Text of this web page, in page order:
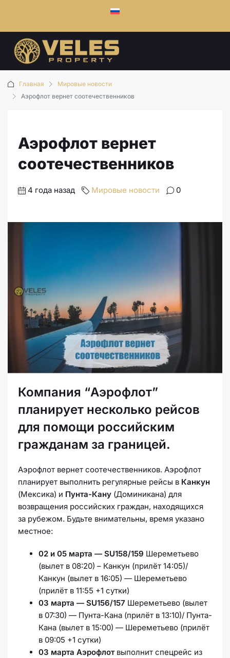
Главная
Мировые новости
Аэрофлот вернет соотечественников
Аэрофлот вернет
соотечественников
4 года назад Мировые новости 0
Компания “Аэрофлот”
планирует несколько рейсов
для помощи российским
гражданам за границей.
Аэрофлот вернет соотечественников. Аэрофлот
планирует выполнить регулярные рейсы в Канкун
(Мексика) и Пунта-Кану (Доминикана) для
возвращения российских граждан, находящихся
за рубежом. Будьте внимательны, время указано
местное:
02 и 05 марта — SU158/159 Шереметьево
(вылет в 08:20) – Канкун (прилёт 14:05)/
Канкун (вылет в 16:05) — Шереметьево
(прилёт в 11:55 +1 сутки)
03 марта — SU156/157 Шереметьево (вылет
в 07:30) — Пунта-Кана (прилёт в 13:10)/ Пунта-
Кана (вылет в 15:00) — Шереметьево (прилёт
в 09:05 +1 сутки)
03 марта Аэрофлот выполнит спецрейс из